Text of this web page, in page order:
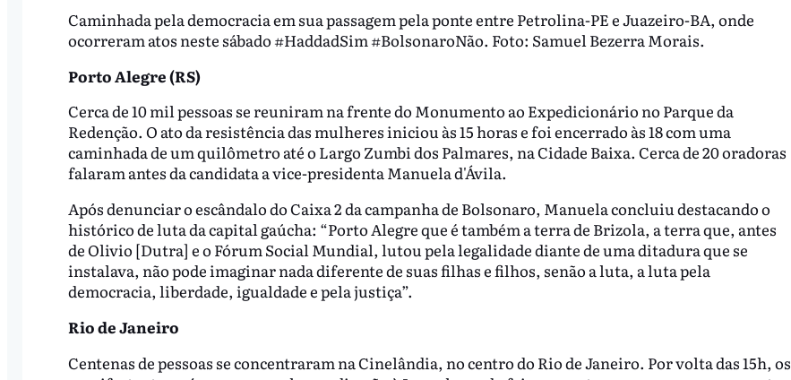
Caminhada pela democracia em sua passagem pela ponte entre Petrolina-PE e Juazeiro-BA, onde
ocorreram atos neste sábado #HaddadSim #BolsonaroNão. Foto: Samuel Bezerra Morais.
Porto Alegre (RS)
Cerca de 10 mil pessoas se reuniram na frente do Monumento ao Expedicionário no Parque da
Redenção. O ato da resistência das mulheres iniciou às 15 horas e foi encerrado às 18 com uma
caminhada de um quilômetro até o Largo Zumbi dos Palmares, na Cidade Baixa. Cerca de 20 oradoras
falaram antes da candidata a vice-presidenta Manuela d'Ávila.
Após denunciar o escândalo do Caixa 2 da campanha de Bolsonaro, Manuela concluiu destacando o
histórico de luta da capital gaúcha: “Porto Alegre que é também a terra de Brizola, a terra que, antes
de Olivio [Dutra] e o Fórum Social Mundial, lutou pela legalidade diante de uma ditadura que se
instalava, não pode imaginar nada diferente de suas filhas e filhos, senão a luta, a luta pela
democracia, liberdade, igualdade e pela justiça”.
Rio de Janeiro
Centenas de pessoas se concentraram na Cinelândia, no centro do Rio de Janeiro. Por volta das 15h, os